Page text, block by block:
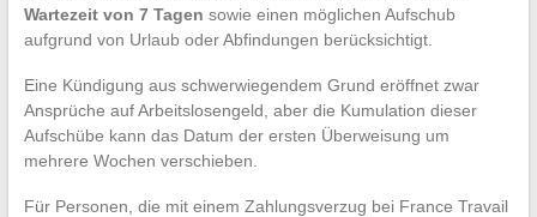
Wartezeit von 7 Tagen sowie einen möglichen Aufschub
aufgrund von Urlaub oder Abfindungen berücksichtigt.
Eine Kündigung aus schwerwiegendem Grund eröffnet zwar
Ansprüche auf Arbeitslosengeld, aber die Kumulation dieser
Aufschübe kann das Datum der ersten Überweisung um
mehrere Wochen verschieben.
Für Personen, die mit einem Zahlungsverzug bei France Travail